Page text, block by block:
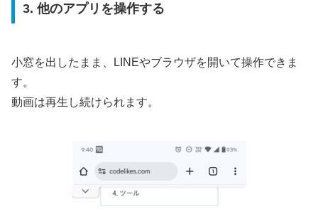
3. 他のアプリを操作する
小窓を出したまま、LINEやブラウザを開いて操作できま
す。
動画は再生し続けられます。